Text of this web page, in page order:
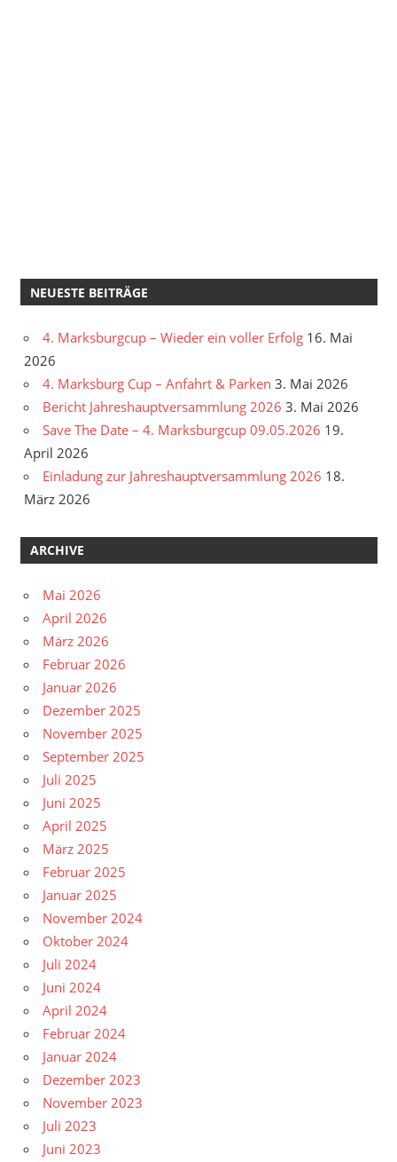
NEUESTE BEITRÄGE
4. Marksburgcup – Wieder ein voller Erfolg 16. Mai
2026
4. Marksburg Cup – Anfahrt & Parken 3. Mai 2026
Bericht Jahreshauptversammlung 2026 3. Mai 2026
Save The Date – 4. Marksburgcup 09.05.2026 19.
April 2026
Einladung zur Jahreshauptversammlung 2026 18.
März 2026
ARCHIVE
Mai 2026
April 2026
März 2026
Februar 2026
Januar 2026
Dezember 2025
November 2025
September 2025
Juli 2025
Juni 2025
April 2025
März 2025
Februar 2025
Januar 2025
November 2024
Oktober 2024
Juli 2024
Juni 2024
April 2024
Februar 2024
Januar 2024
Dezember 2023
November 2023
Juli 2023
Juni 2023